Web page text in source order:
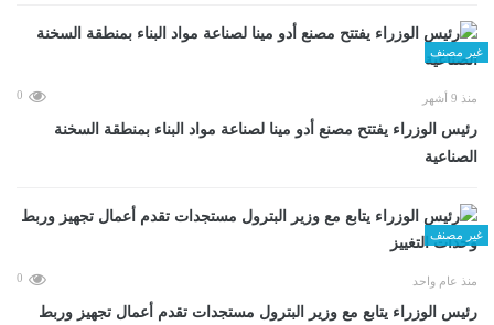
غير مصنف
منذ 9 أشهر 0
رئيس الوزراء يفتتح مصنع أدو مينا لصناعة مواد البناء بمنطقة السخنة
الصناعية
غير مصنف
منذ عام واحد 0
رئيس الوزراء يتابع مع وزير البترول مستجدات تقدم أعمال تجهيز وربط